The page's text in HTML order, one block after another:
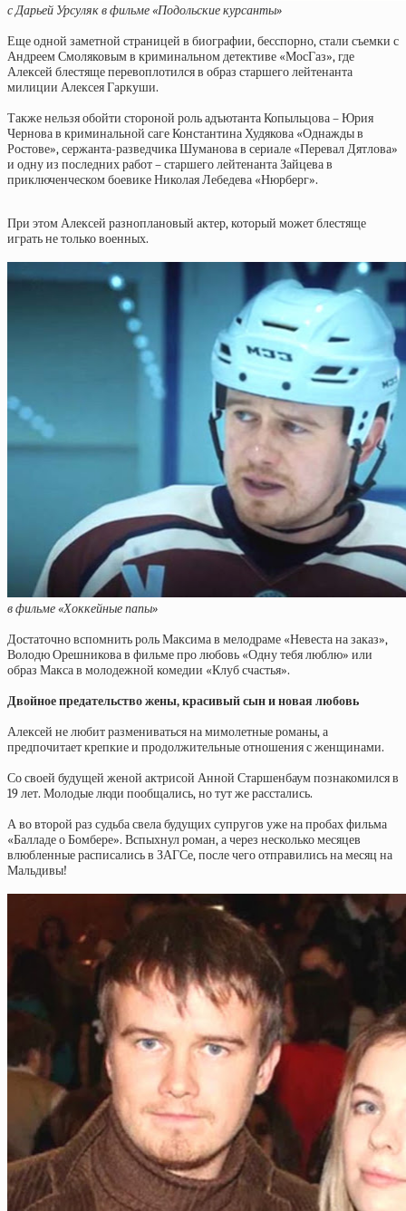
с Дарьей Урсуляк в фильме «Подольские курсанты»
Еще одной заметной страницей в биографии, бесспорно, стали съемки с
Андреем Смоляковым в криминальном детективе «МосГаз», где
Алексей блестяще перевоплотился в образ старшего лейтенанта
милиции Алексея Гаркуши.
Также нельзя обойти стороной роль адъютанта Копыльцова – Юрия
Чернова в криминальной саге Константина Худякова «Однажды в
Ростове», сержанта-разведчика Шуманова в сериале «Перевал Дятлова»
и одну из последних работ – старшего лейтенанта Зайцева в
приключенческом боевике Николая Лебедева «Нюрберг».
При этом Алексей разноплановый актер, который может блестяще
играть не только военных.
в фильме «Хоккейные папы»
Достаточно вспомнить роль Максима в мелодраме «Невеста на заказ»,
Володю Орешникова в фильме про любовь «Одну тебя люблю» или
образ Макса в молодежной комедии «Клуб счастья».
Двойное предательство жены, красивый сын и новая любовь
Алексей не любит размениваться на мимолетные романы, а
предпочитает крепкие и продолжительные отношения с женщинами.
Со своей будущей женой актрисой Анной Старшенбаум познакомился в
19 лет. Молодые люди пообщались, но тут же расстались.
А во второй раз судьба свела будущих супругов уже на пробах фильма
«Балладе о Бомбере». Вспыхнул роман, а через несколько месяцев
влюбленные расписались в ЗАГСе, после чего отправились на месяц на
Мальдивы!